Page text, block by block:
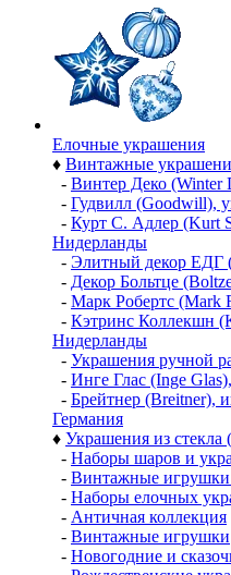
Елочные украшения
♦ Винтажные
- Винтер Деко (Winter
- Гудвилл (Goodwill),
- Курт С. Адлер (Kurt
Нидерланды
- Элитный декор ЕДГ
- Декор Больтце
- Марк Робертс (Mark
- Кэтринс Коллекшн
Нидерланды
- Украшения ручной
- Инге Глас (Inge
- Брейтнер (Breitner),
Германия
♦ Украшения из стекла
- Наборы шаров и
- Винтажные игрушки
- Наборы елочных
- Античная коллекция
- Винтажные игрушки
- Новогодние и